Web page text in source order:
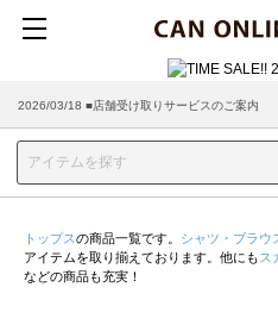
2026/03/18 ■店舗受け取りサービスのご案内
トップスの商品一覧です。 シャツ・ブラウ
アイテムを取り揃えております。他にも ス
などの商品も充実！